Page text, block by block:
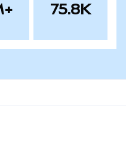
75.8K